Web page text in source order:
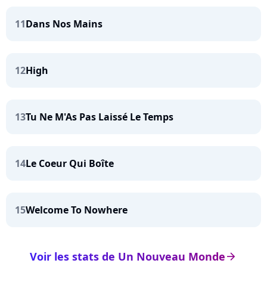
11Dans Nos Mains
12High
13Tu Ne M'As Pas Laissé Le Temps
14Le Coeur Qui Boîte
15Welcome To Nowhere
arrow_right
Voir les stats de Un Nouveau Monde